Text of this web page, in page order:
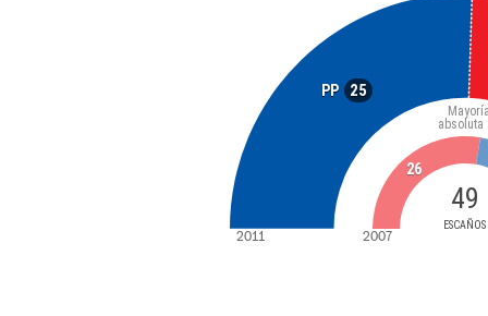
PP 25
49
ESCAÑOS
Mayoría
absoluta
26
2011 2007